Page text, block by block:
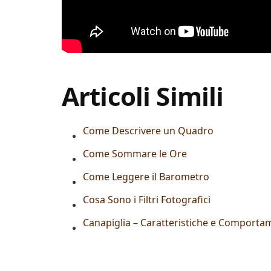
Articoli Simili
Come Descrivere un Quadro
Come Sommare le Ore
Come Leggere il Barometro
Cosa Sono i Filtri Fotografici
Canapiglia – Caratteristiche e